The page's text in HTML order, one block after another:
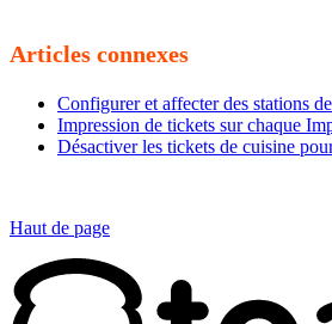
Articles connexes
Configurer et affecter des stations
Impression de tickets sur chaque
Désactiver les tickets de cuisine
Haut de page